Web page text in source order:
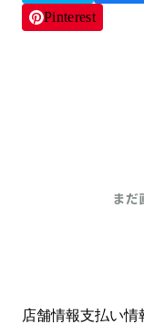
Pinterest
店舗情報支払い情